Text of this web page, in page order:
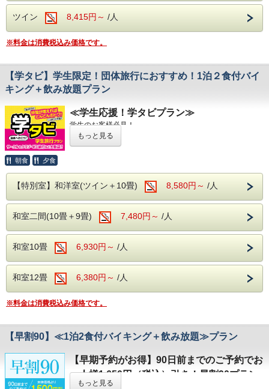
ご利用をご希望のお客様は、チェックイン時にフロントまで
無料駐車場
ご到着の際はフロントへお立ち寄りください。番号札をお渡
しし、駐車場をご案内いたします。
無料送迎バス（要予約）
松本駅とホテル間の無料送迎バスを運行しております。
【ホテル発】10:00
【松本駅発】15:00／16:15
※ご利用をご希望のお客様は、前日までにお電話にてご予約
2026年8月1日（土）～8月31日（月）を除く日程
は、チェ
ックアウト時間は11:00となっております。
歴史ある浅間温泉と、お食事・飲み放題を満喫できる一泊二
食プランで、ゆったりとしたご旅行をお楽しみください。
皆様のご予約・ご来館を心よりお待ちしております。
ツイン 8,415円～ /人
※料金は消費税込み価格です。
【学タビ】学生限定！団体旅行におすすめ！1泊２食付バイ
キング＋飲み放題プラン
≪学生応援！学タビプラン≫
学生のお客様必見！
気の合う仲間と、お得に思い出づくりをしませんか？
サークル旅行や卒業旅行、ゼミ旅行など、学生グループにお
学タビプラン特典
本体価格より500円引
1室3名利用本体価格より1,000円引
1室4名利用
本体価格より1,500円引
1室5名以上利用
お得な料金で、楽しい学生旅行をお楽しみください！
ご利用条件・注意事項
本プランは大学生・大学院生・短期大学生・
専門学校生で構成されたグループが対象で
す。（中学生・高校生は対象外となりま
チェックイン時に、ご宿泊者全員分の学生証
をご提示ください。
ご宿泊日までに学生証を返却される予定の方
もっと見る
朝食 夕食
【特別室】和洋室(ツイン＋10畳) 8,580円～ /人
和室二間(10畳＋9畳) 7,480円～ /人
和室10畳 6,930円～ /人
和室12畳 6,380円～ /人
※料金は消費税込み価格です。
【早割90】≪1泊2食付バイキング＋飲み放題≫プラン
【早期予約がお得】90日前までのご予約でお
一人様1,650円（税込）引き！早割90プラン
ご宿泊日の90日前まで
もっと見る